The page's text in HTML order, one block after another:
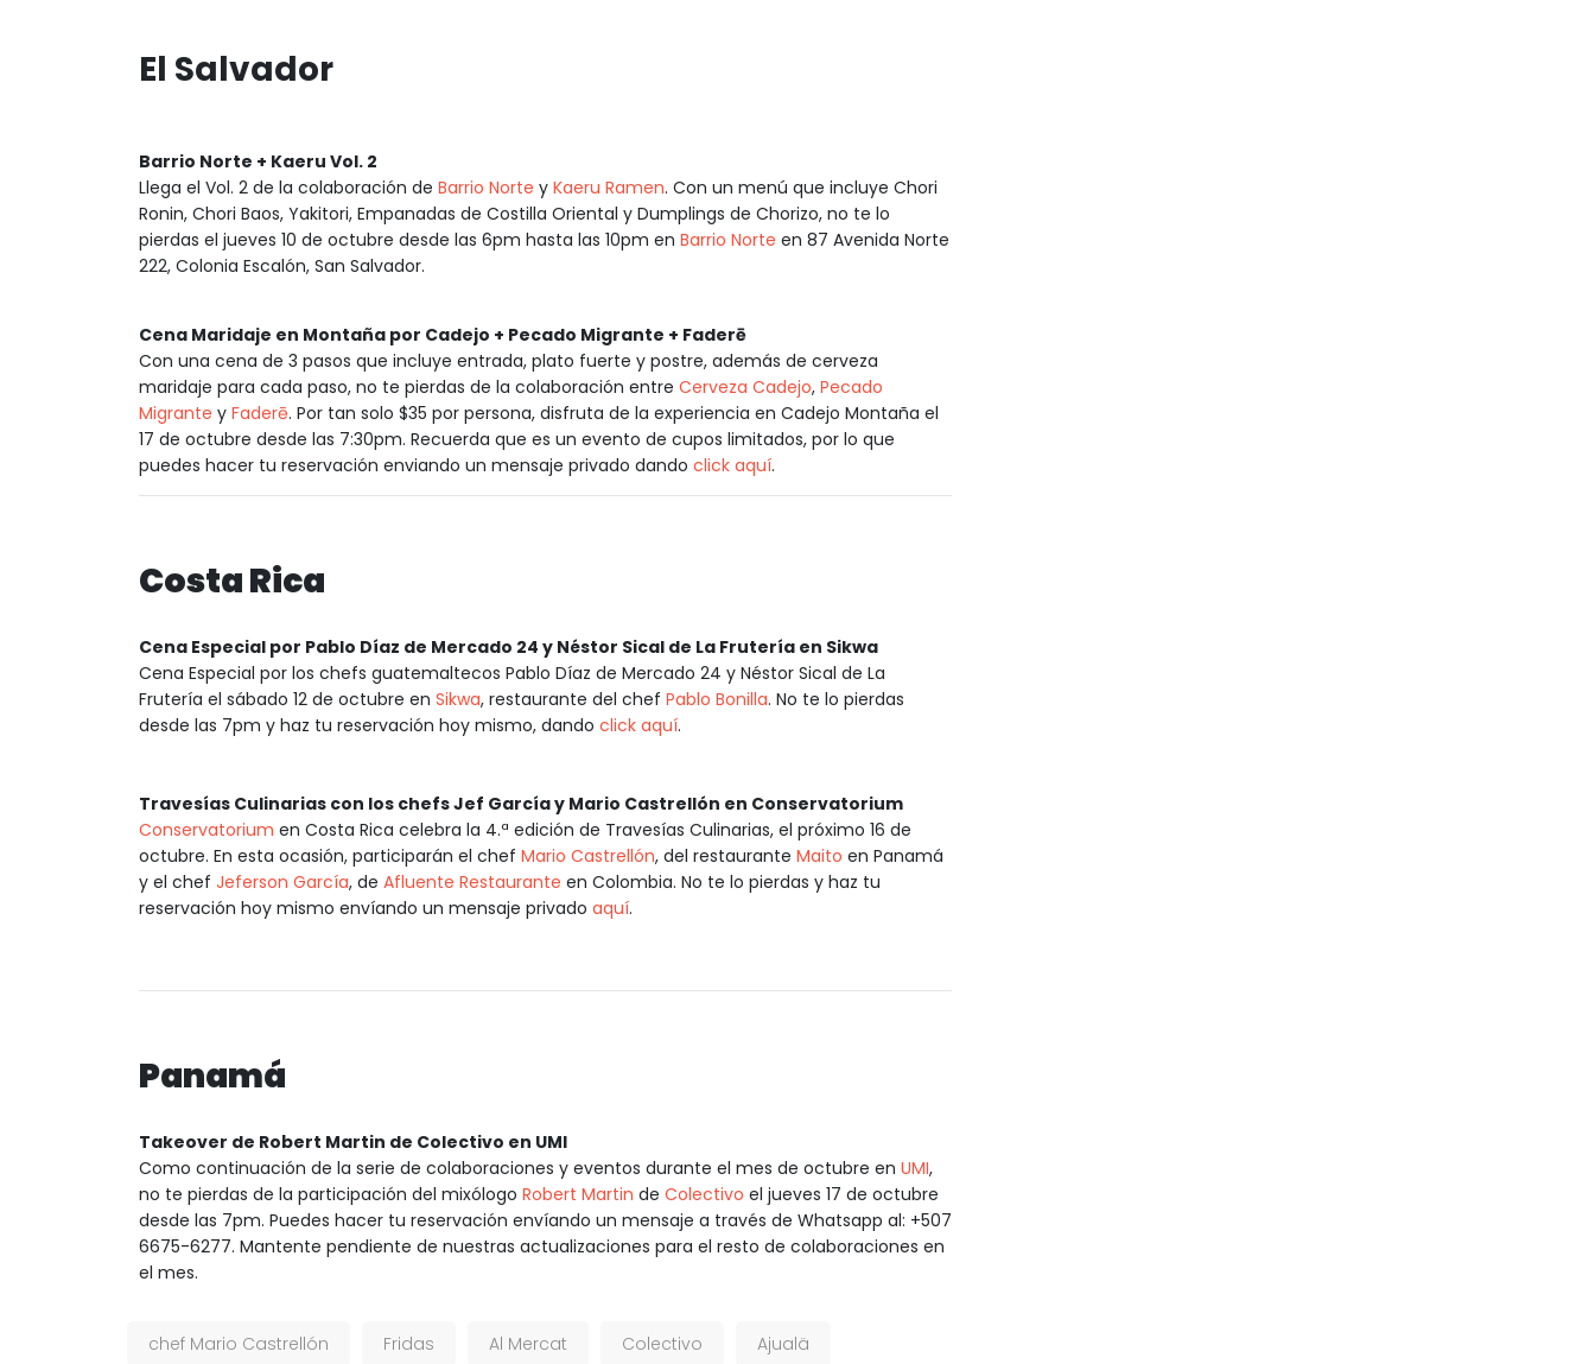
El Salvador
Barrio Norte + Kaeru Vol. 2
Llega el Vol. 2 de la colaboración de Barrio Norte y Kaeru Ramen. Con un menú que incluye Chori
Ronin, Chori Baos, Yakitori, Empanadas de Costilla Oriental y Dumplings de Chorizo, no te lo
pierdas el jueves 10 de octubre desde las 6pm hasta las 10pm en Barrio Norte en 87 Avenida Norte
222, Colonia Escalón, San Salvador.
Cena Maridaje en Montaña por Cadejo + Pecado Migrante + Faderē
Con una cena de 3 pasos que incluye entrada, plato fuerte y postre, además de cerveza
maridaje para cada paso, no te pierdas de la colaboración entre Cerveza Cadejo, Pecado
Migrante y Faderē. Por tan solo $35 por persona, disfruta de la experiencia en Cadejo Montaña el
17 de octubre desde las 7:30pm. Recuerda que es un evento de cupos limitados, por lo que
puedes hacer tu reservación enviando un mensaje privado dando click aquí.
Costa Rica
Cena Especial por Pablo Díaz de Mercado 24 y Néstor Sical de La Frutería en Sikwa
Cena Especial por los chefs guatemaltecos Pablo Díaz de Mercado 24 y Néstor Sical de La
Frutería el sábado 12 de octubre en Sikwa, restaurante del chef Pablo Bonilla. No te lo pierdas
desde las 7pm y haz tu reservación hoy mismo, dando click aquí.
Travesías Culinarias con los chefs Jef García y Mario Castrellón en Conservatorium
Conservatorium en Costa Rica celebra la 4.ª edición de Travesías Culinarias, el próximo 16 de
octubre. En esta ocasión, participarán el chef Mario Castrellón, del restaurante Maito en Panamá
y el chef Jeferson García, de Afluente Restaurante en Colombia. No te lo pierdas y haz tu
reservación hoy mismo envíando un mensaje privado aquí.
Panamá
Takeover de Robert Martin de Colectivo en UMI
Como continuación de la serie de colaboraciones y eventos durante el mes de octubre en UMI,
no te pierdas de la participación del mixólogo Robert Martin de Colectivo el jueves 17 de octubre
desde las 7pm. Puedes hacer tu reservación envíando un mensaje a través de Whatsapp al: +507
6675-6277. Mantente pendiente de nuestras actualizaciones para el resto de colaboraciones en
el mes.
chef Mario Castrellón Fridas Al Mercat Colectivo Ajualä